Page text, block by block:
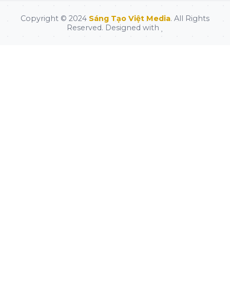
Copyright © 2024 Sáng Tạo Việt Media. All Rights
Reserved. Designed with